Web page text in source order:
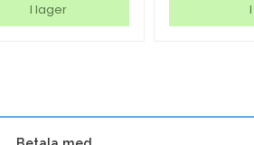
I lager
Fri
Ø80mm